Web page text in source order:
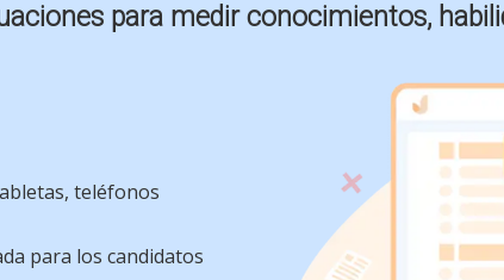
para medir conocimientos,
teléfonos
para los candidatos